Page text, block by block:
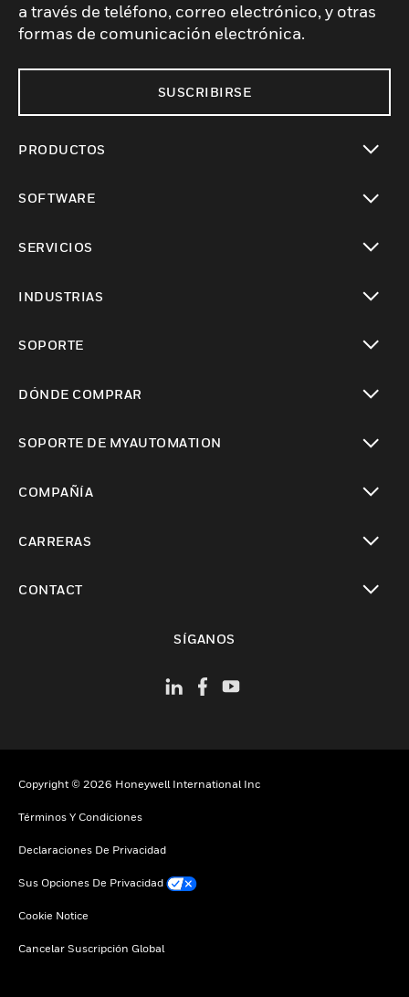
a través de teléfono, correo electrónico, y otras
formas de comunicación electrónica.
SUSCRIBIRSE
PRODUCTOS
SOFTWARE
SERVICIOS
INDUSTRIAS
SOPORTE
DÓNDE COMPRAR
SOPORTE DE MYAUTOMATION
COMPAÑÍA
CARRERAS
CONTACT
SÍGANOS
Copyright © 2026 Honeywell International Inc
Términos Y Condiciones
Declaraciones De Privacidad
Sus Opciones De Privacidad
Cookie Notice
Cancelar Suscripción Global